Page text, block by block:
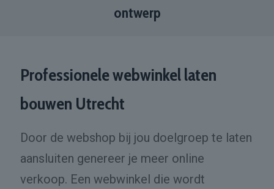
ontwerp
Professionele webwinkel laten
bouwen Utrecht
Door de webshop bij jou doelgroep te laten
aansluiten genereer je meer online
verkoop. Een webwinkel die wordt